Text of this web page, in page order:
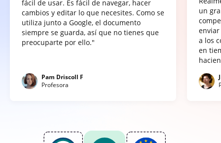
fácil de usar. Es fácil de navegar, hacer
cambios y editar lo que necesites. Como se
utiliza junto a Google, el documento
siempre se guarda, así que no tienes que
preocuparte por ello."
Pam Driscoll F
Profesora
un
a los
en